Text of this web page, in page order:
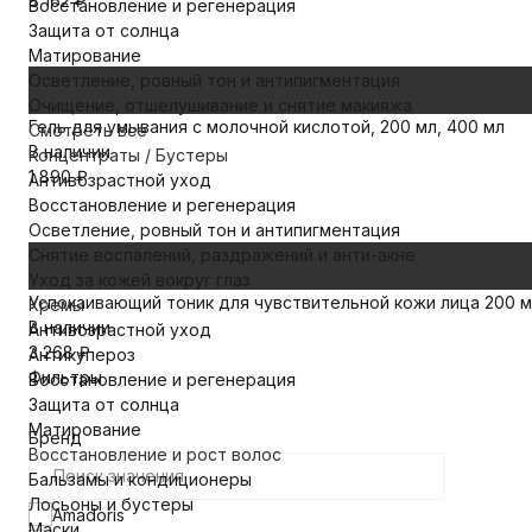
Восстановление и регенерация
Защита от солнца
Матирование
Осветление, ровный тон и антипигментация
Очищение, отшелушивание и снятие макияжа
Смотреть все
Концентраты / Бустеры
Антивозрастной уход
Восстановление и регенерация
Осветление, ровный тон и антипигментация
Снятие воспалений, раздражений и анти-акне
Уход за кожей вокруг глаз
Кремы
Антивозрастной уход
Антикупероз
Восстановление и регенерация
Защита от солнца
Матирование
Восстановление и рост волос
Бальзамы и кондиционеры
Лосьоны и бустеры
Гель для умывания с молочной кислотой, 200 мл, 400 мл
В наличии
1 890 ₽
Успокаивающий тоник для чувствительной кожи лица 200
В наличии
3 268 ₽
Фильтры
Бренд
Amadoris